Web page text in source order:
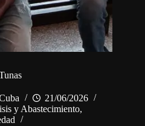
21/06/2026
y Abastecimiento,